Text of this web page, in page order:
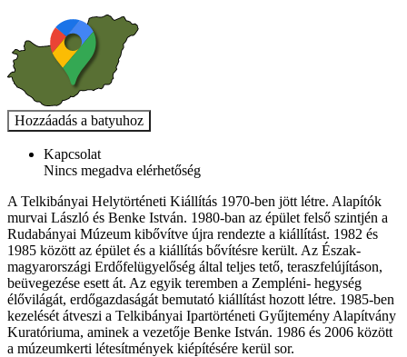
Kapcsolat
Nincs megadva elérhetőség
A Telkibányai Helytörténeti Kiállítás 1970-ben jött létre. Alapítók
murvai László és Benke István. 1980-ban az épület felső szintjén a
Rudabányai Múzeum kibővítve újra rendezte a kiállítást. 1982 és
1985 között az épület és a kiállítás bővítésre került. Az Észak-
magyarországi Erdőfelügyelőség által teljes tető, teraszfelújításon,
beüvegezése esett át. Az egyik teremben a Zempléni- hegység
élővilágát, erdőgazdaságát bemutató kiállítást hozott létre. 1985-ben
kezelését átveszi a Telkibányai Ipartörténeti Gyűjtemény Alapítvány
Kuratóriuma, aminek a vezetője Benke István. 1986 és 2006 között
a múzeumkerti létesítmények kiépítésére kerül sor.